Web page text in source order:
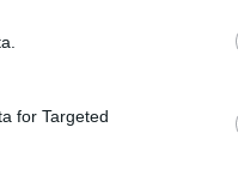
for Targeted
sui
assistenza.
per